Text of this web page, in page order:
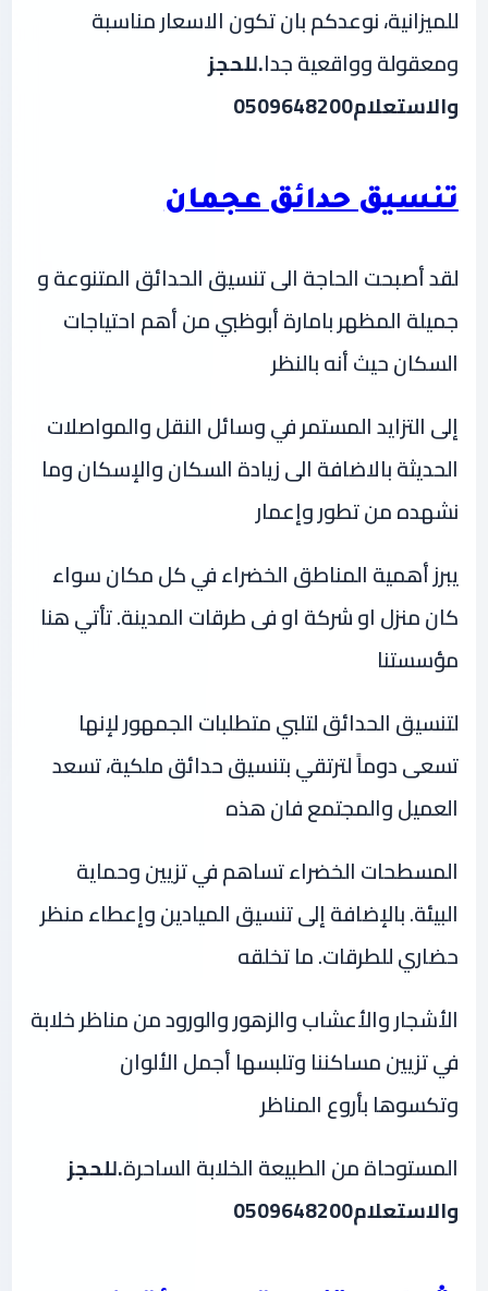
للميزانية، نوعدكم بان تكون الاسعار مناسبة
ومعقولة وواقعية جدا.للحجز
والاستعلام0509648200
تنسيق حدائق عجمان
لقد أصبحت الحاجة الى تنسيق الحدائق المتنوعة و
جميلة المظهر بامارة أبوظبي من أهم احتياجات
السكان حيث أنه بالنظر
إلى التزايد المستمر في وسائل النقل والمواصلات
الحديثة بالاضافة الى زيادة السكان والإسكان وما
نشهده من تطور وإعمار
يبرز أهمية المناطق الخضراء في كل مكان سواء
كان منزل او شركة او فى طرقات المدينة. تأتي هنا
مؤسستنا
لتنسيق الحدائق لتلبي متطلبات الجمهور لإنها
تسعى دوماً لترتقي بتنسيق حدائق ملكية، تسعد
العميل والمجتمع فان هذه
المسطحات الخضراء تساهم في تزيين وحماية
البيئة. بالإضافة إلى تنسيق الميادين وإعطاء منظر
حضاري للطرقات. ما تخلقه
الأشجار والأعشاب والزهور والورود من مناظر خلابة
في تزيين مساكننا وتلبسها أجمل الألوان
وتكسوها بأروع المناظر
المستوحاة من الطبيعة الخلابة الساحرة.للحجز
والاستعلام0509648200